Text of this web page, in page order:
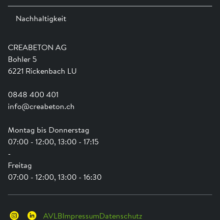
Bestellformular A0101 CENTUB®-Röser »
CREABETON AG
Bohler 5
6221 Rickenbach LU
0848 400 401
info@creabeton.ch
Montag bis Donnerstag
07:00 - 12:00, 13:00 - 17:15
-
Freitag
07:00 - 12:00, 13:00 - 16:30
Ausstellungen
Team
Ausbildung
Dienstleistungen
Shop Hilfe
Anwendungsunterstützung
Newsletter
Nachhaltigkeit
Engagement
Swissness
Schwammstadt
AVLBImpressumDatenschutz